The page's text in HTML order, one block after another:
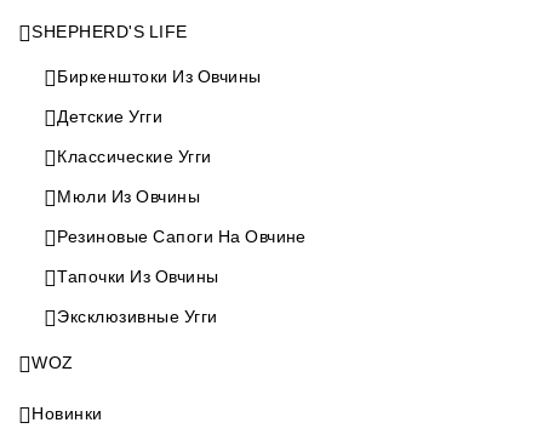
SHEPHERD'S LIFE
Биркенштоки Из Овчины
Детские Угги
Классические Угги
Мюли Из Овчины
Резиновые Сапоги На Овчине
Тапочки Из Овчины
Эксклюзивные Угги
WOZ
Новинки